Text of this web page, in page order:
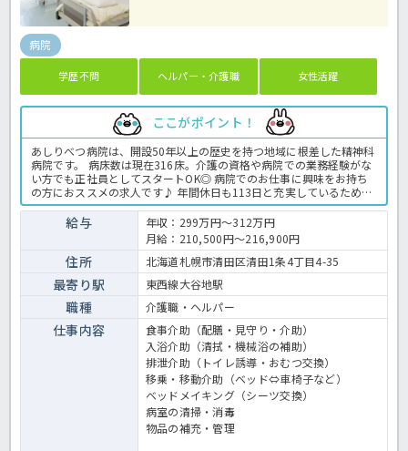
病院
学歴不問 ヘルパー・介護職 女性活躍
ここがポイント！
あしりべつ病院は、開設50年以上の歴史を持つ地域に根差した精神科
病院です。 病床数は現在316床。介護の資格や病院での業務経験がな
い方でも正社員としてスタートOK◎ 病院でのお仕事に興味をお持ち
の方におススメの求人です♪ 年間休日も113日と充実しているためプ
ライベートの時間もしっかり確保でき、 うれしい賞与は3.8ヶ月分と
高水準の好条件求人です。 まずはお気軽にほっ介護までお問い合わせ
くださいね。 病院での看護助手業務全般です。 ＜看護助手 正職
給与
年収：299万円～312万円
月給：210,500円～216,900円
住所 北海道札幌市清田区清田1条4丁目4-35
最寄り駅 東西線大谷地駅
職種 介護職・ヘルパー
仕事内容
食事介助（配膳・見守り・介助）
入浴介助（清拭・機械浴の補助）
排泄介助（トイレ誘導・おむつ交換）
移乗・移動介助（ベッド⇔車椅子など）
ベッドメイキング（シーツ交換）
病室の清掃・消毒
物品の補充・管理